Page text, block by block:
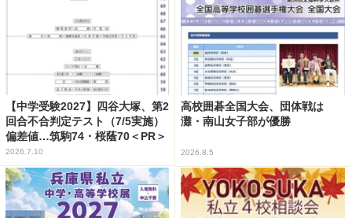
【中学受験2027】四谷大塚、第2
回合不合判定テスト（7/5実施）
偏差値…筑駒74・桜蔭70＜PR＞
2026.7.10
高校囲碁全国大会、団体戦は
灘・南山女子部が優勝
2026.8.5